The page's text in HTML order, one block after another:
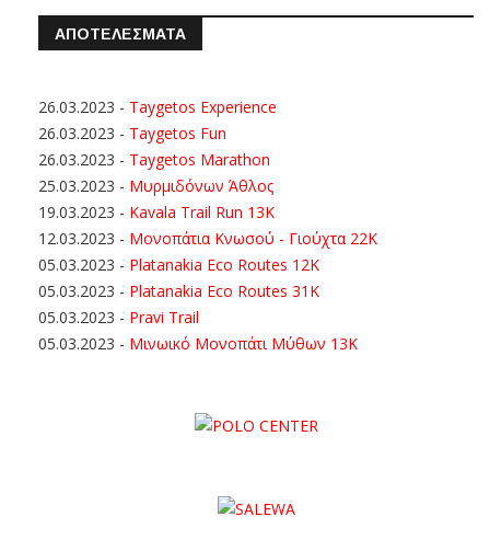
ΑΠΟΤΕΛΕΣΜΑΤΑ
26.03.2023 - Taygetos Experience
26.03.2023 - Taygetos Fun
26.03.2023 - Taygetos Marathon
25.03.2023 - Μυρμιδόνων Άθλος
19.03.2023 - Kavala Trail Run 13K
12.03.2023 - Μονοπάτια Κνωσού - Γιούχτα 22Κ
05.03.2023 - Platanakia Eco Routes 12K
05.03.2023 - Platanakia Eco Routes 31K
05.03.2023 - Pravi Trail
05.03.2023 - Μινωικό Μονοπάτι Μύθων 13Κ